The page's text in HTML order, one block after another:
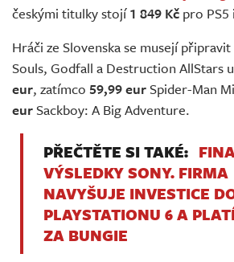
českými titulky stojí1 849 Kč pro PS5
Hráči ze Slovenska se musejí
Souls, Godfall a Destruction AllStars
eur, zatímco 59,99 eurSpider-Man
eurSackboy: A Big Adventure.
PŘEČTĚTE SI TAKÉ:
VÝSLEDKY SONY. FIRMA
NAVYŠUJE INVESTICE
PLAYSTATIONU 6 A
ZA BUNGIE